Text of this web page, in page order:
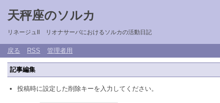
天秤座のソルカ
リネージュII リオナサーバにおけるソルカの活動日記
戻る RSS 管理者用
記事編集
投稿時に設定した削除キーを入力してください。